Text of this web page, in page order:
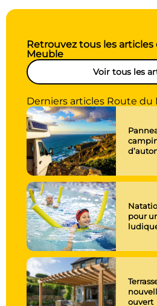
Retrouvez tous les
Meuble
Voir tous les
Derniers articles Route du
pour
ouvert